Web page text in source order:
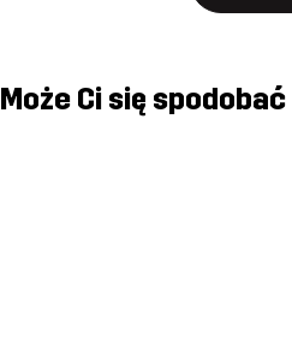
Może Ci się spodobać